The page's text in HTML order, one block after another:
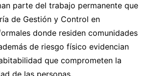
parte del trabajo permanente que
de Gestión y Control en
donde residen comunidades
de riesgo físico evidencian
que comprometen la